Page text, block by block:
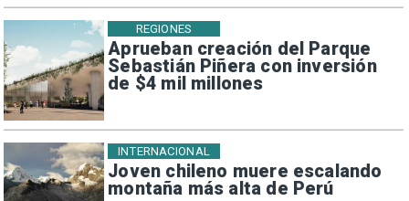
Aprueban creación del Parque
Sebastián Piñera con inversión
de $4 mil millones
REGIONES
Joven chileno muere escalando
montaña más alta de Perú
INTERNACIONAL